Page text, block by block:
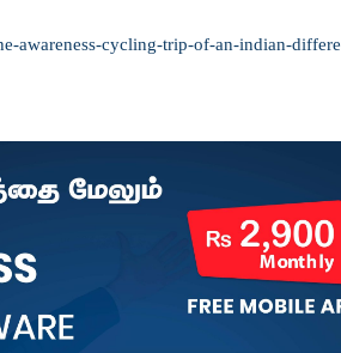
awareness-cycling-trip-of-an-indian-